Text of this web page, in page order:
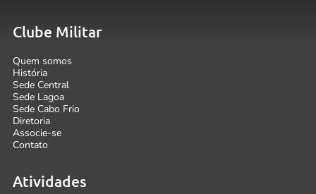
Clube Militar
Quem somos
História
Sede Central
Sede Lagoa
Sede Cabo Frio
Diretoria
Associe-se
Contato
Atividades